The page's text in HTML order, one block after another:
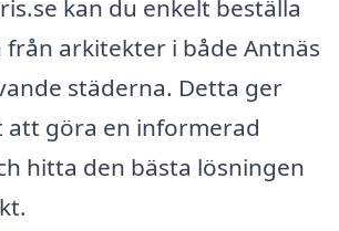
kan du enkelt beställa
arkitekter i både Antnäs
städerna. Detta ger
att göra en informerad
hitta den bästa lösningen